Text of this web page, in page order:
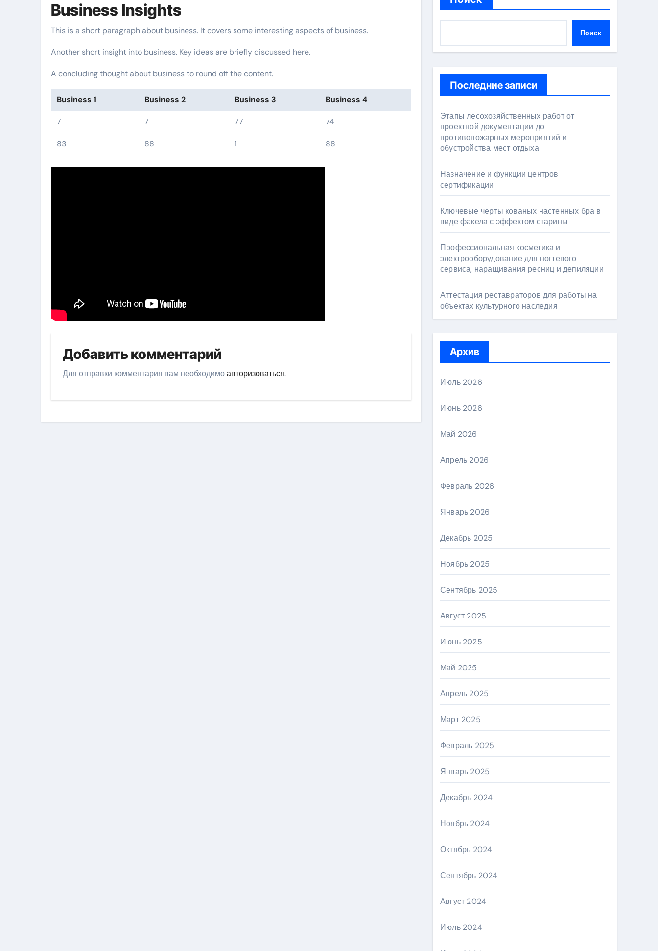
Business Insights
This is a short paragraph about business. It covers some interesting aspects of business.
Another short insight into business. Key ideas are briefly discussed here.
A concluding thought about business to round off the content.
Business 1 Business 2 Business 3 Business 4
7 7 77 74
83 88 1 88
Добавить комментарий
Для отправки комментария вам необходимоавторизоваться.
Поиск
Последние записи
Этапы лесохозяйственных работ от
проектной документации до
противопожарных мероприятий и
обустройства мест отдыха
Назначение и функции центров
сертификации
Ключевые черты кованых настенных бра в
виде факела с эффектом старины
Профессиональная косметика и
электрооборудование для ногтевого
сервиса, наращивания ресниц и депиляции
Аттестация реставраторов для работы на
объектах культурного наследия
Архив
Июль 2026
Июнь 2026
Май 2026
Апрель 2026
Февраль 2026
Январь 2026
Декабрь 2025
Ноябрь 2025
Сентябрь 2025
Август 2025
Июнь 2025
Май 2025
Апрель 2025
Март 2025
Февраль 2025
Январь 2025
Декабрь 2024
Ноябрь 2024
Октябрь 2024
Сентябрь 2024
Август 2024
Июль 2024